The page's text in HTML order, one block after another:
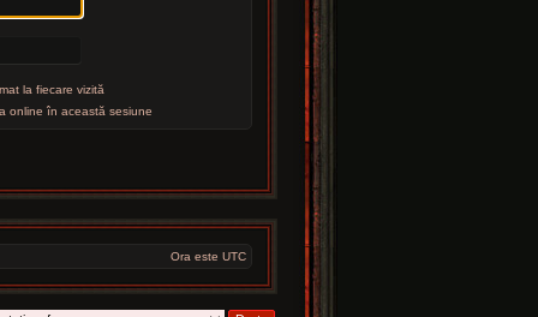
la fiecare vizită
online în această sesiune
Ora este UTC